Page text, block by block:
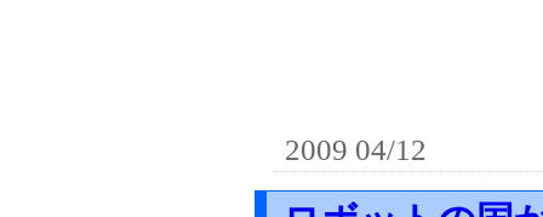
2009 04/12